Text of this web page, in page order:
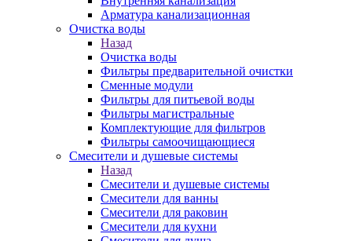
Арматура канализационная
Очистка воды
Назад
Очистка воды
Фильтры предварительной очистки
Сменные модули
Фильтры для питьевой воды
Фильтры магистральные
Комплектующие для фильтров
Фильтры самоочищающиеся
Смесители и душевые системы
Назад
Смесители и душевые системы
Смесители для ванны
Смесители для раковин
Смесители для кухни